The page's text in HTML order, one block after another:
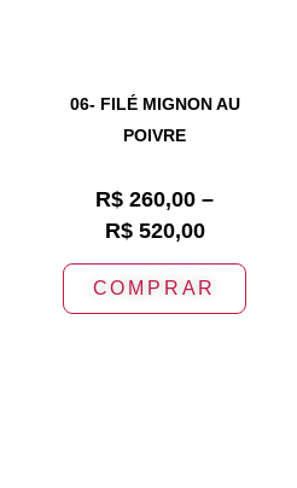
06- FILÉ MIGNON AU
POIVRE
R$ 260,00 –
R$520,00
COMPRAR